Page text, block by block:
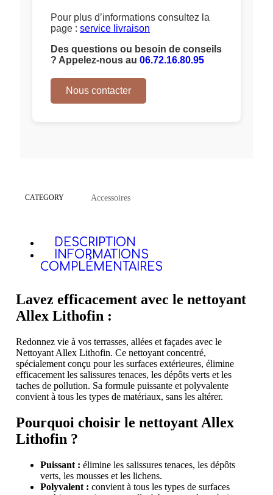
Pour plus d’informations consultez la
page : service livraison
Des questions ou besoin de conseils
? Appelez-nous au 06.72.16.80.95
Nous contacter
CATEGORY Accessoires
DESCRIPTION
INFORMATIONS
COMPLÉMENTAIRES
Lavez efficacement avec le nettoyant
Allex Lithofin :
Redonnez vie à vos terrasses, allées et façades avec le
Nettoyant Allex Lithofin. Ce nettoyant concentré,
spécialement conçu pour les surfaces extérieures, élimine
efficacement les salissures tenaces, les dépôts verts et les
taches de pollution. Sa formule puissante et polyvalente
convient à tous les types de matériaux, sans les altérer.
Pourquoi choisir le nettoyant Allex
Lithofin ?
Puissant : élimine les salissures tenaces, les dépôts
verts, les mousses et les lichens.
Polyvalent : convient à tous les types de surfaces